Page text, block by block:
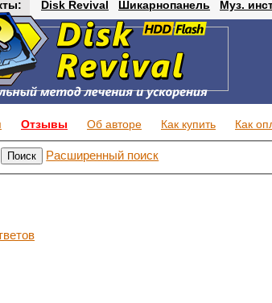
Disk Revival Шикарнопанель Муз.
Отзывы Об авторе Как купить Как
Поиск Расширенный поиск